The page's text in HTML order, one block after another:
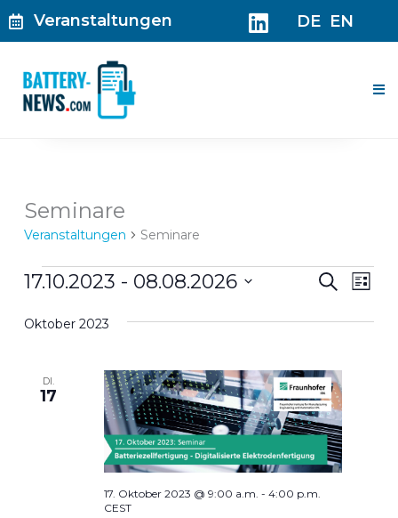
Zum
Inhalt
Veranstaltungen DE EN
Seminare
Veranstaltungen Seminare
Veranstaltungen
Suche
und
Suche
Liste
17.10.2023 - 08.08.2026
wählen.
Oktober 2023
DI.
17
17. Oktober 2023 @ 9:00 a.m. - 4:00 p.m.
CEST